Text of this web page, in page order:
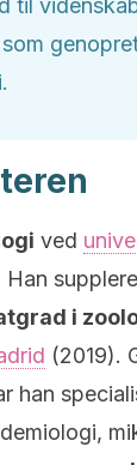
til
ved
Han
i
(2019).
han